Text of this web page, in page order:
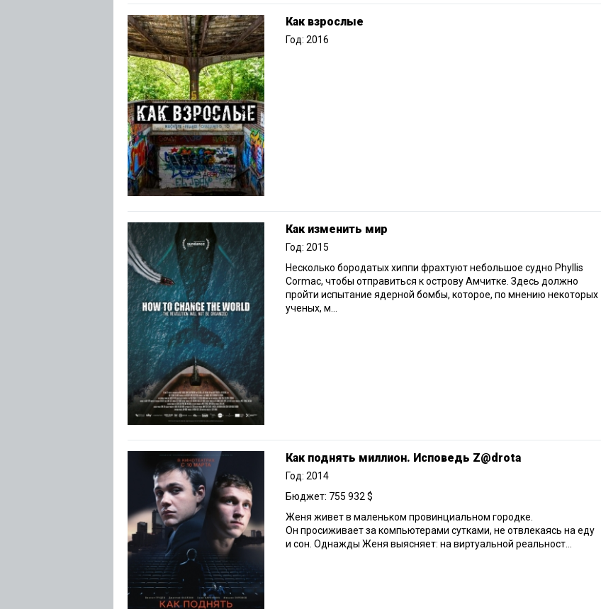
Как взрослые
Год: 2016
Как изменить мир
Год: 2015
Несколько бородатых хиппи фрахтуют небольшое судно Phyllis
Cormac, чтобы отправиться к острову Амчитке. Здесь должно
пройти испытание ядерной бомбы, которое, по мнению некоторых
ученых, м...
Как поднять миллион. Исповедь Z@drota
Год: 2014
Бюджет: 755 932 $
Женя живет в маленьком провинциальном городке.
Он просиживает за компьютерами сутками, не отвлекаясь на еду
и сон. Однажды Женя выясняет: на виртуальной реальност...